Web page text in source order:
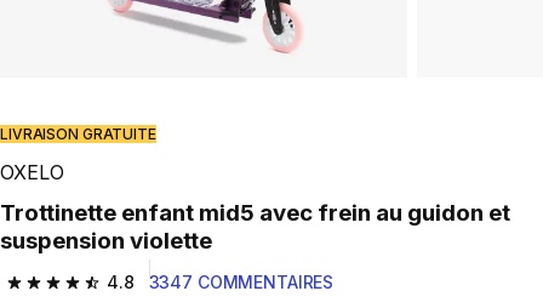
LIVRAISON GRATUITE
OXELO
Trottinette enfant mid5 avec frein au guidon et
suspension violette
4.8
4.8 out of 5 stars from 3347 reviews
3347 COMMENTAIRES